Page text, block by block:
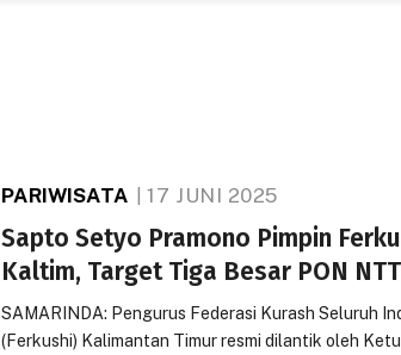
PARIWISATA 17 JUNI 2025
Sapto Setyo Pramono Pimpin
Kaltim, Target Tiga Besar PON
SAMARINDA: Pengurus Federasi Kurash Seluruh
(Ferkushi) Kalimantan Timur resmi dilantik oleh